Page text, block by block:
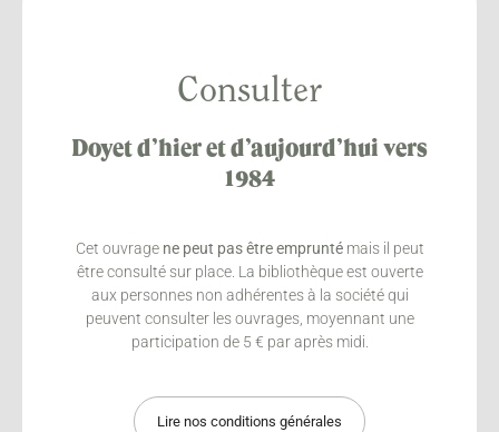
Consulter
Doyet d’hier et d’aujourd’hui vers
1984
Cet ouvrage ne peut pas être empruntémais il peut
être consulté sur place. La bibliothèque est ouverte
aux personnes non adhérentes à la société qui
peuvent consulter les ouvrages, moyennant une
participation de 5 € par après midi.
Lire nos conditions générales